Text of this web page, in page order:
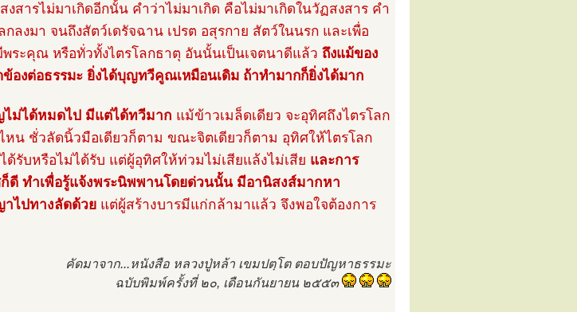
สารไม่มาเกิดอีกนั้น คำว่าไม่มาเกิด คือไม่มาเกิดในวัฏสงสาร คำ
ลงมา จนถึงสัตว์เดรัจฉาน เปรต อสุรกาย สัตว์ในนรก และเพื่อ
ระคุณ หรือทั่วทั้งไตรโลกธาตุ อันนั้นเป็นเจตนาดีแล้ว ถึงแม้ของ
องต่อธรรมะ ยิ่งได้บุญทวีคูณเหมือนเดิม ถ้าทำมากก็ยิ่งได้มาก
ม่ได้หมดไป มีแต่ได้ทวีมาก แม้ข้าวเมล็ดเดียว จะอุทิศถึงไตรโลก
หน ชั่วลัดนิ้วมือเดียวก็ตาม ขณะจิตเดียวก็ตาม อุทิศให้ไตรโลก
รับหรือไม่ได้รับ แต่ผู้อุทิศให้ท่วมไม่เสียแล้งไม่เสีย และการ
ทำเพื่อรู้แจ้งพระนิพพานโดยด่วนนั้น มีอานิสงส์มากหา
ไปทางลัดด้วย แต่ผู้สร้างบารมีแก่กล้ามาแล้ว จึงพอใจต้องการ
คัดมาจาก...หนังสือ หลวงปู่หล้า เขมปตฺโต ตอบปัญหาธรรมะ
ฉบับพิมพ์ครั้งที่ ๒๐, เดือนกันยายน ๒๕๕๓